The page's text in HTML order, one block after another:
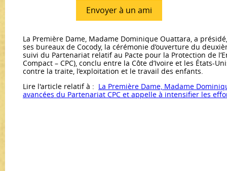
Envoyer à un ami
La Première Dame, Madame Dominique Ouattara, a
ses bureaux de Cocody, la cérémonie d’ouverture du
suivi du Partenariat relatif au Pacte pour la Protection de
Compact – CPC), conclu entre la Côte d’Ivoire et les États-
contre la traite, l’exploitation et le travail des enfants.
Lire l'article relatif à : La Première Dame, Madame
avancées du Partenariat CPC et appelle à intensifier les